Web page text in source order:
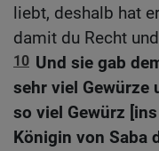
liebt, deshalb hat
damit du Recht
10 Und sie gab
sehr viel Gewürze
so viel Gewürz
Königin von Saba